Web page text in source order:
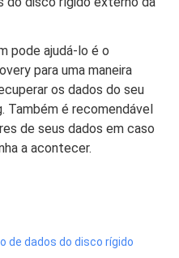
pode ajudá-lo é o
para uma maneira
os dados do seu
Também é recomendável
de seus dados em caso
a acontecer.
de dados do disco rígido